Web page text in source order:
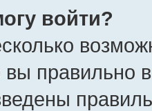
войти?
вы правильно